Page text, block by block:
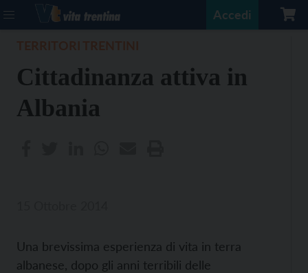
Accedi
Cittadinanza attiva in
Albania
Una brevissima esperienza di vita in terra
albanese, dopo gli anni terribili delle